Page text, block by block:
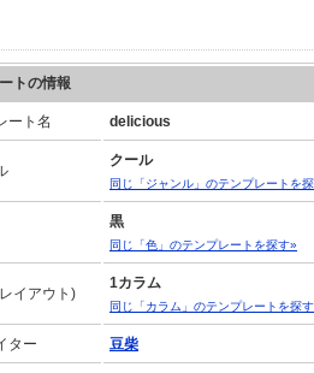
トの情報
ート名 delicious
クール
同じ「ジャンル」のテンプレートを
黒
同じ「色」のテンプレートを探す»
イアウト)
1カラム
同じ「カラム」のテンプレートを探
ター 豆柴